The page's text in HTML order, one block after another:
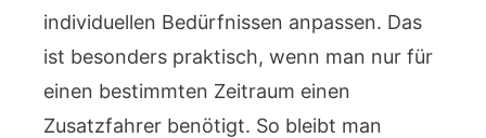
individuellen Bedürfnissen anpassen. Das
ist besonders praktisch, wenn man nur für
einen bestimmten Zeitraum einen
Zusatzfahrer benötigt. So bleibt man